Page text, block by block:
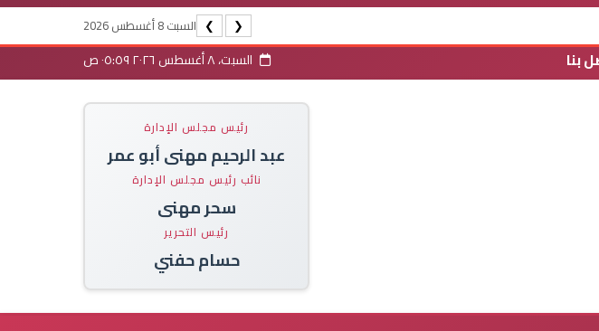
❮
❯ السبت 8 أغسطس 2026
بنا السبت، ٨ أغسطس ٢٠٢٦ ٠٥:٥٩ ص
رئيس مجلس الإدارة
عبد الرحيم مهنى أبو عمر
نائب رئيس مجلس الإدارة
سحر مهنى
رئيس التحرير
حسام حفني